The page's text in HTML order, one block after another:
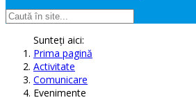
Sunteți aici:
Prima pagină
Activitate
Comunicare
Evenimente